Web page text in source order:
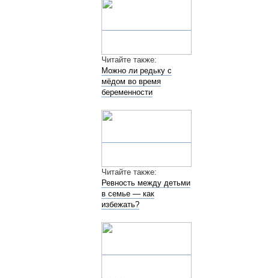
Читайте также:
Можно ли редьку с
мёдом во время
беременности
Читайте также:
Ревность между детьми
в семье — как
избежать?